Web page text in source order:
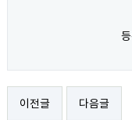
이전글 다음글